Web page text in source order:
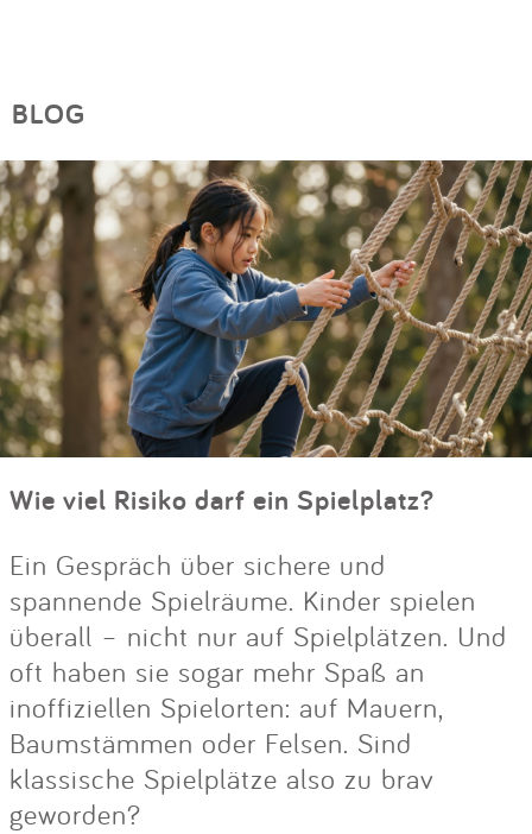
BLOG
Wie viel Risiko darf ein Spielplatz?
Ein Gespräch über sichere und
spannende Spielräume. Kinder spielen
überall – nicht nur auf Spielplätzen. Und
oft haben sie sogar mehr Spaß an
inoffiziellen Spielorten: auf Mauern,
Baumstämmen oder Felsen. Sind
klassische Spielplätze also zu brav
geworden?